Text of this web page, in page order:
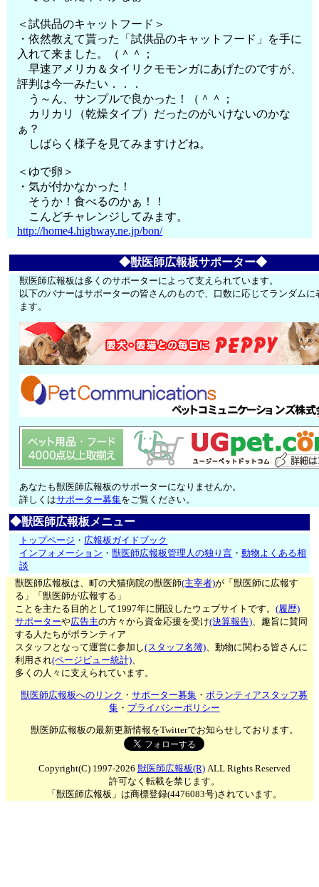
＜試供品のキャットフード＞
・依然教えて貰った「試供品のキャットフード」を手に
入れて来ました。（＾＾；
早速アメリカ＆タイリクモモンガにあげたのですが、
評判は今一みたい．．．
う～ん、サンプルで良かった！（＾＾；
カリカリ（乾燥タイプ）だったのがいけないのかな
ぁ？
しばらく様子を見てみますけどね。
＜ゆで卵＞
・気が付かなかった！
そうか！食べるのかぁ！！
こんどチャレンジしてみます。
http://home4.highway.ne.jp/bon/
◆獣医師広報板サポーター◆
獣医師広報板は多くのサポーターによって支えられています。
以下のバナーはサポーターの皆さんのもので、口数に応じてランダムに
ます。
あなたも獣医師広報板のサポーターになりませんか。
詳しくはサポーター募集をご覧ください。
◆獣医師広報板メニュー
トップページ ・ 広報板ガイドブック
インフォメーション ・獣医師広報板管理人の独り言 ・動物よくある相
談
獣医師広報板は、町の犬猫病院の獣医師(主宰者)が「獣医師に広報す
る」「獣医師が広報する」
ことを主たる目的として1997年に開設したウェブサイトです。(履歴)
サポーターや広告主の方々から資金応援を受け(決算報告)、趣旨に賛同
する人たちがボランティア
スタッフとなって運営に参加し(スタッフ名簿)、動物に関わる皆さんに
利用され(ページビュー統計)、
多くの人々に支えられています。
獣医師広報板へのリンク ・サポーター募集 ・ボランティアスタッフ募
集・ プライバシーポリシー
獣医師広報板の最新更新情報をTwitterでお知らせしております。
Copyright(C) 1997-2026 獣医師広報板(R)ALL Rights Reserved
許可なく転載を禁じます。
「獣医師広報板」は商標登録(4476083号)されています。